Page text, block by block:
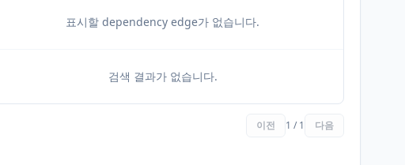
표시할 dependency edge가 없습니다.
검색 결과가 없습니다.
이전 1 / 1 다음